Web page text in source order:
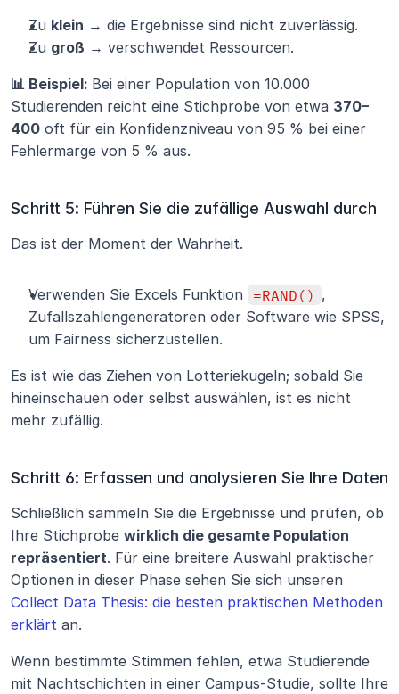
Zu klein → die Ergebnisse sind nicht zuverlässig.
Zu groß → verschwendet Ressourcen.
📊 Beispiel: Bei einer Population von 10.000
Studierenden reicht eine Stichprobe von etwa 370–
400 oft für ein Konfidenzniveau von 95 % bei einer
Fehlermarge von 5 % aus.
Schritt 5: Führen Sie die zufällige Auswahl durch
Das ist der Moment der Wahrheit.
Verwenden Sie Excels Funktion =RAND() ,
Zufallszahlengeneratoren oder Software wie SPSS,
um Fairness sicherzustellen.
Es ist wie das Ziehen von Lotteriekugeln; sobald Sie
hineinschauen oder selbst auswählen, ist es nicht
mehr zufällig.
Schritt 6: Erfassen und analysieren Sie Ihre Daten
Schließlich sammeln Sie die Ergebnisse und prüfen, ob
Ihre Stichprobe wirklich die gesamte Population
repräsentiert. Für eine breitere Auswahl praktischer
Collect Data Thesis: die besten praktischen Methoden
erklärt an.
Wenn bestimmte Stimmen fehlen, etwa Studierende
mit Nachtschichten in einer Campus-Studie, sollte Ihre